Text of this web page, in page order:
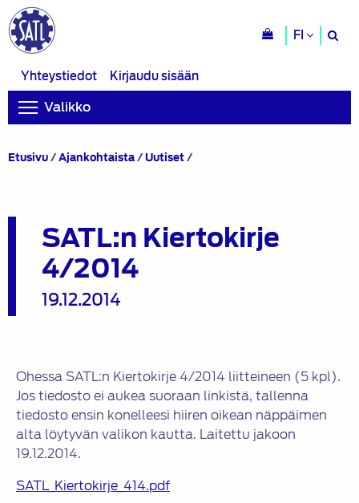
FI
Yhteystiedot
Kirjaudu sisään
Valikko
Etusivu/Ajankohtaista/Uutiset/SATL:n
SATL:n Kiertokirje
4/2014
19.12.2014
Ohessa SATL:n Kiertokirje 4/2014 liitteineen (5 kpl).
Jos tiedosto ei aukea suoraan linkistä, tallenna
tiedosto ensin konelleesi hiiren oikean näppäimen
alta löytyvän valikon kautta. Laitettu jakoon
19.12.2014.
SATL_Kiertokirje_414.pdf